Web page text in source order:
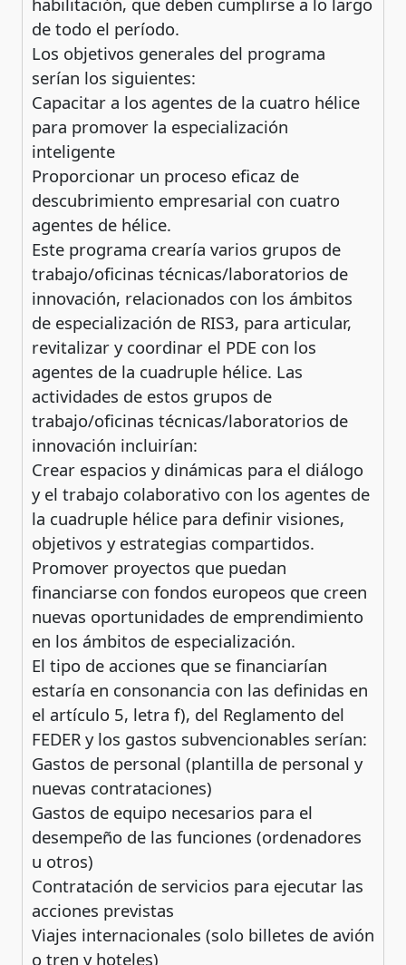
de todo el período.
Los objetivos generales del programa
serían los siguientes:
Capacitar a los agentes de la cuatro hélice
para promover la especialización
inteligente
Proporcionar un proceso eficaz de
descubrimiento empresarial con cuatro
agentes de hélice.
Este programa crearía varios grupos de
trabajo/oficinas técnicas/laboratorios de
innovación, relacionados con los ámbitos
de especialización de RIS3, para articular,
revitalizar y coordinar el PDE con los
agentes de la cuadruple hélice. Las
actividades de estos grupos de
trabajo/oficinas técnicas/laboratorios de
innovación incluirían:
Crear espacios y dinámicas para el diálogo
y el trabajo colaborativo con los agentes de
la cuadruple hélice para definir visiones,
objetivos y estrategias compartidos.
Promover proyectos que puedan
financiarse con fondos europeos que creen
nuevas oportunidades de emprendimiento
en los ámbitos de especialización.
El tipo de acciones que se financiarían
estaría en consonancia con las definidas en
el artículo 5, letra f), del Reglamento del
FEDER y los gastos subvencionables serían:
Gastos de personal (plantilla de personal y
nuevas contrataciones)
Gastos de equipo necesarios para el
desempeño de las funciones (ordenadores
u otros)
Contratación de servicios para ejecutar las
acciones previstas
Viajes internacionales (solo billetes de avión
o tren y hoteles)